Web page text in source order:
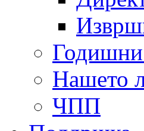
Нашето
ЧПП